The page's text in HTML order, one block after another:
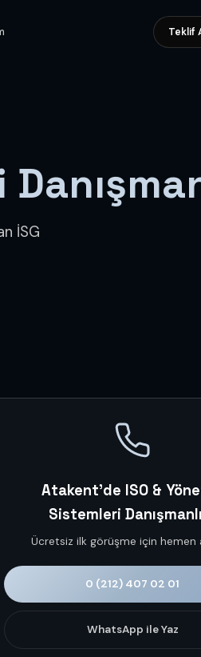
Teklif
İSG
Atakent'de ISO &
Sistemleri
Ücretsiz ilk görüşme için hemen
0 (212) 407 02 01
WhatsApp ile Yaz